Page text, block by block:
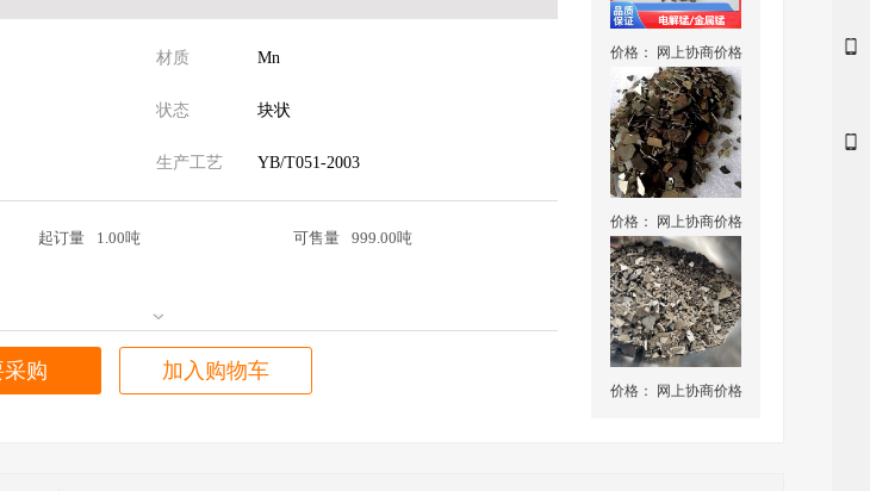
材质 Mn
状态 块状
北区慈城镇三板桥8号生产工艺 YB/T051-2003
起订量 1.00吨 可售量 999.00吨
购 加入购物车
价格： 网上协商价格
价格： 网上协商价格
价格： 网上协商价格